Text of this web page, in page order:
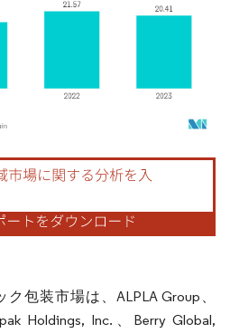
にはCC BY 4.0の表示が必要です。
包装市場は、ALPLA Group、
Holdings, Inc.、Berry Global,